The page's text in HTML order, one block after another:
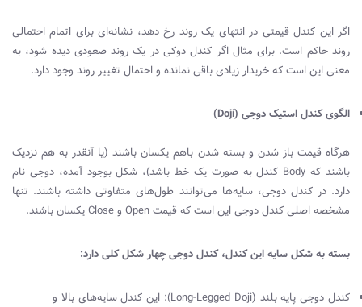
اگر این کندل قیمتی در انتهای یک روند رخ دهد، نشانه‌ای برای اتمام احتمالی
روند حاکم است. برای مثال اگر کندل دوکی در یک روند صعودی دیده شود، به
معنی این است که خریدار زیادی باقی نمانده و احتمال تغییر روند وجود دارد.
الگوی کندل استیک دوجی (Doji
)
هرگاه قیمت باز شدن و بسته شدن باهم یکسان باشند (یا آنقدر به هم نزدیک
باشند که Body کندل به صورت یک خط باشد)، شکل بوجود آمده، دوجی نام
دارد. در کندل دوجی، سایه‌ها می‌توانند طول‌های متفاوتی داشته باشند. تنها
مشخصه اصلی کندل دوجی این است که قیمتOpen وCloseیکسان باشند.
بسته به شکل سایه‌ این کندل، کندل دوجی چهار شکل کلی دارد:
کندل دوجی پایه بلند (Long-Legged Doji): این کندل سایه‌های بالا و